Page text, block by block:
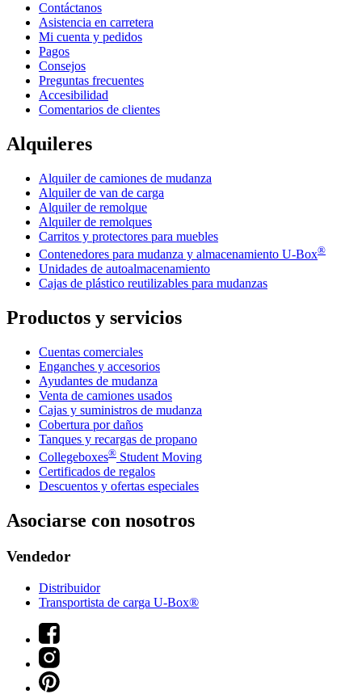
Contáctanos
Asistencia en carretera
Mi cuenta y pedidos
Pagos
Consejos
Preguntas frecuentes
Accesibilidad
Comentarios de clientes
Alquileres
Alquiler de camiones de mudanza
Alquiler de van de carga
Alquiler de remolque
Alquiler de remolques
Carritos y protectores para muebles
Contenedores para mudanza y almacenamiento U-Box®
Unidades de autoalmacenamiento
Cajas de plástico reutilizables para mudanzas
Productos y servicios
Cuentas comerciales
Enganches y accesorios
Ayudantes de mudanza
Venta de camiones usados
Cajas y suministros de mudanza
Cobertura por daños
Tanques y recargas de propano
Collegeboxes® Student Moving
Certificados de regalos
Descuentos y ofertas especiales
Asociarse con nosotros
Vendedor
Distribuidor
Transportista de carga U-Box®